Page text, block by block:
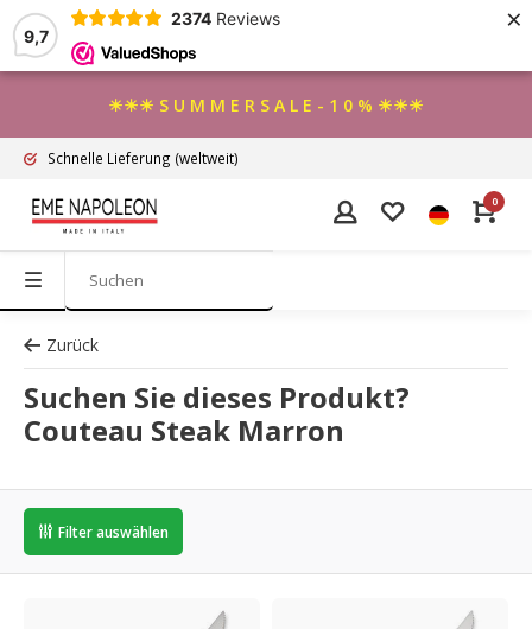
9,7
2374 Reviews ×
☀☀☀ S U M M E R S A L E - 1 0 % ☀☀☀
Schnelle Lieferung (weltweit)
0
Zurück
Suchen Sie dieses Produkt?
Couteau Steak Marron
Filter auswählen